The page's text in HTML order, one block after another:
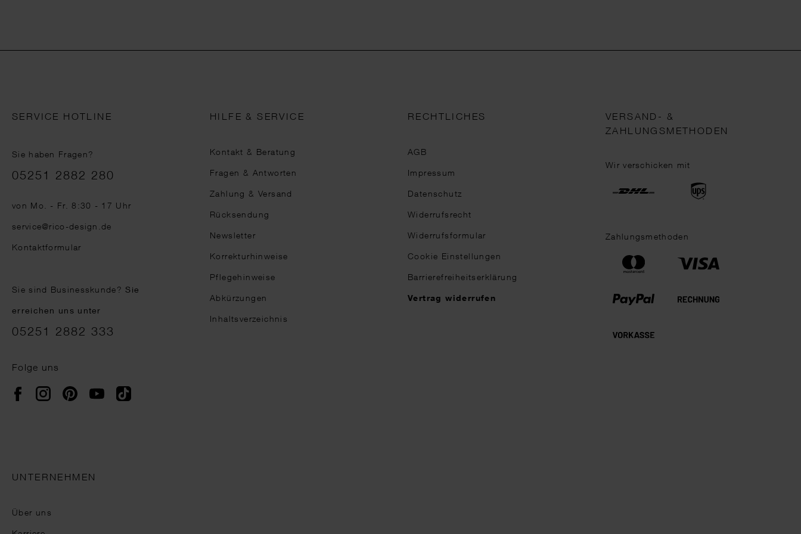
SERVICE HOTLINE
Sie haben Fragen?
Telefonnummer
05251 2882 280
von Mo. - Fr. 8:30 - 17 Uhr
service@rico-design.de
Kontaktformular
Sie sind Businesskunde?Sie
erreichen uns unter
05251 2882 333
Folge uns
FacebookInstagramPinterestYouTubeTikTok
HILFE & SERVICE
Kontakt & Beratung
Fragen & Antworten
Zahlung & Versand
Rücksendung
Newsletter
Korrekturhinweise
Pflegehinweise
Abkürzungen
Inhaltsverzeichnis
RECHTLICHES
AGB
Impressum
Datenschutz
Widerrufsrecht
Widerrufsformular
Cookie Einstellungen
Barrierefreiheitserklärung
Vertrag widerrufen
VERSAND- &
ZAHLUNGSMETHODEN
Wir verschicken mit
Zahlungsmethoden
UNTERNEHMEN
Über uns